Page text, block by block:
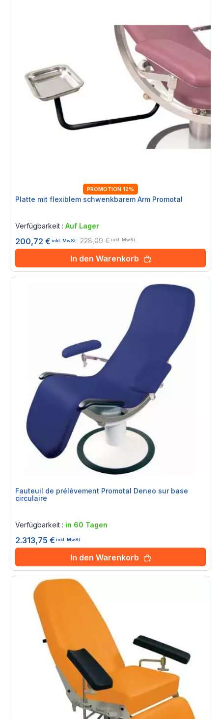
PROMOTION 12%
Platte mit flexiblem schwenkbarem Arm Promotal
Verfügbarkeit : Auf Lager
200,72 € inkl. MwSt. 228,09 €inkl. MwSt.
In den Warenkorb
Fauteuil de prélèvement Promotal Deneo sur base
circulaire
Verfügbarkeit : in 60 Tagen
2.313,75 € inkl. MwSt.
In den Warenkorb